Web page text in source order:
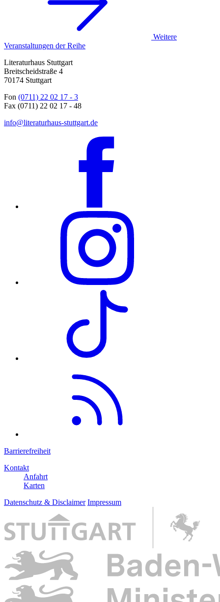
Weitere
Veranstaltungen der Reihe
Literaturhaus Stuttgart
Breitscheidstraße 4
70174 Stuttgart
Fon (0711) 22 02 17 - 3
Fax (0711) 22 02 17 - 48
info@literaturhaus-stuttgart.de
Barrierefreiheit
Kontakt
Anfahrt
Karten
Datenschutz & Disclaimer Impressum